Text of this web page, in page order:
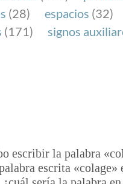
(28) espacios (32)
(171)
signos
escribir la palabra
escrita «colage»